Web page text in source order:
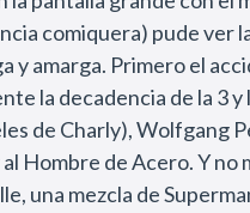
poco larga, pero si uno
comiquera) pude ver
y amarga. Primero el
la decadencia de la
de Charly), Wolfgang
Hombre de Acero. Y
una mezcla de